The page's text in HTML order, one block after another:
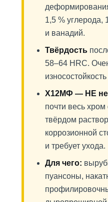
1,5 % углерода,
и ванадий.
Твёрдость
58–64 HRC.
Х12МФ — НЕ
почти весь
твёрдом
коррозионной
и требует ухода.
Для чего:
пуансоны,